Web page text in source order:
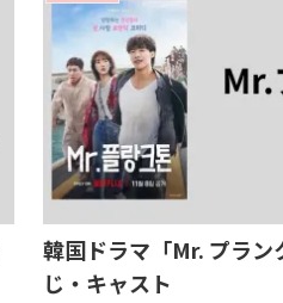
韓国ドラマ「Mr. プラン
じ・キャスト